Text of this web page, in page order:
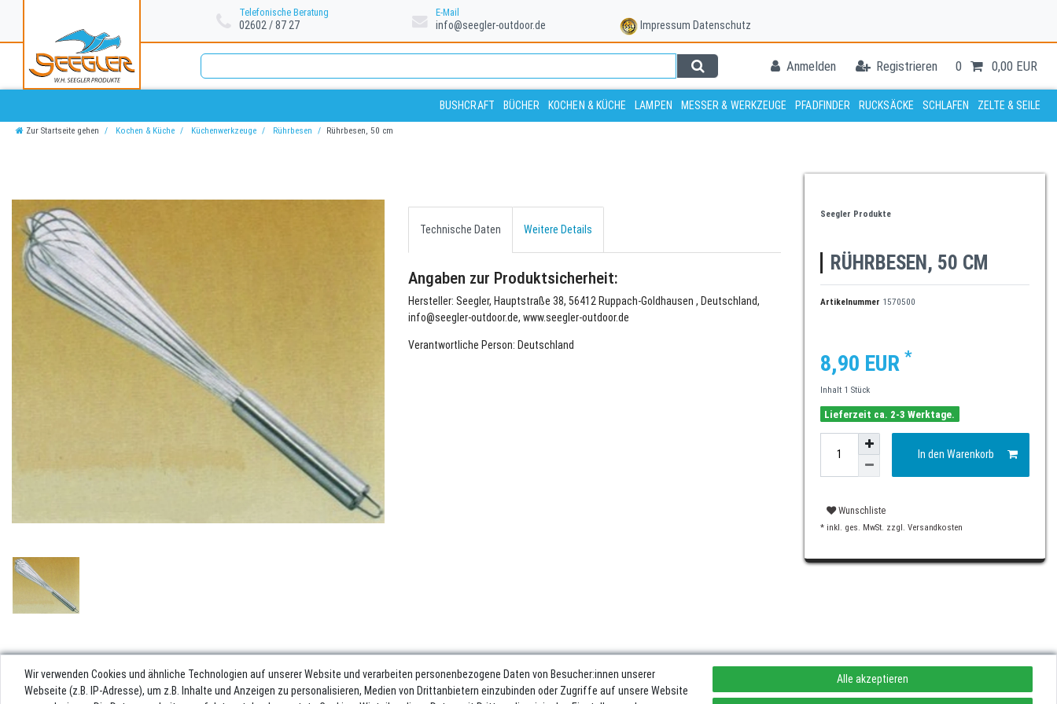
Telefonische Beratung
02602 / 87 27
E-Mail
info@seegler-outdoor.de Impressum Datenschutz
Anmelden Registrieren 0 0,00 EUR
BUSHCRAFT BÜCHER KOCHEN & KÜCHE LAMPEN MESSER & WERKZEUGE PFADFINDER RUCKSÄCKE SCHLAFEN ZELTE & SEILE
Zur Startseite gehen Kochen & Küche Küchenwerkzeuge Rührbesen Rührbesen, 50 cm
Technische Daten Weitere Details
Angaben zur Produktsicherheit:
Hersteller: Seegler, Hauptstraße 38, 56412 Ruppach-Goldhausen , Deutschland,
info@seegler-outdoor.de, www.seegler-outdoor.de
Verantwortliche Person: Deutschland
Seegler Produkte
RÜHRBESEN, 50 CM
Artikelnummer 1570500
8,90 EUR *
Inhalt 1 Stück
Lieferzeit ca. 2-3 Werktage.
In den Warenkorb
Wunschliste
* inkl. ges. MwSt. zzgl. Versandkosten
Wir verwenden Cookies und ähnliche Technologien auf unserer Website und verarbeiten personenbezogene Daten von Besucher:innen unserer
Webseite (z.B. IP-Adresse), um z.B. Inhalte und Anzeigen zu personalisieren, Medien von Drittanbietern einzubinden oder Zugriffe auf unsere Website
Alle akzeptieren